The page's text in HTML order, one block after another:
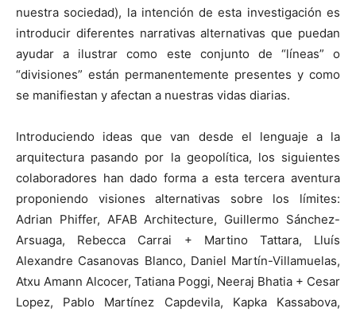
nuestra sociedad), la intención de esta investigación es
introducir diferentes narrativas alternativas que puedan
ayudar a ilustrar como este conjunto de “líneas” o
“divisiones” están permanentemente presentes y como
se manifiestan y afectan a nuestras vidas diarias.
Introduciendo ideas que van desde el lenguaje a la
arquitectura pasando por la geopolítica, los siguientes
colaboradores han dado forma a esta tercera aventura
proponiendo visiones alternativas sobre los límites:
Adrian Phiffer, AFAB Architecture, Guillermo Sánchez-
Arsuaga, Rebecca Carrai + Martino Tattara, Lluís
Alexandre Casanovas Blanco, Daniel Martín-Villamuelas,
Atxu Amann Alcocer, Tatiana Poggi, Neeraj Bhatia + Cesar
Lopez, Pablo Martínez Capdevila, Kapka Kassabova,